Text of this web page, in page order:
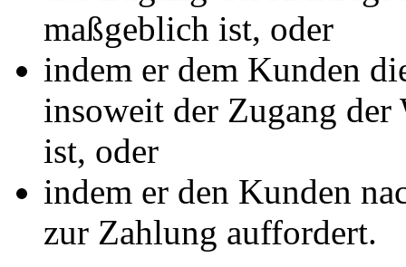
maßgeblich ist, oder
indem er dem Kunden
insoweit der Zugang
ist, oder
indem er den Kunden
zur Zahlung auffordert.